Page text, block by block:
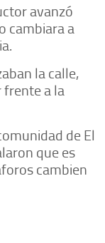
avanzó
cambiara a
la calle,
frente a la
de El
que es
cambien